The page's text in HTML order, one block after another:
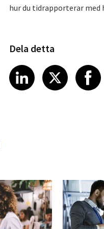
hur du tidrapporterar med
Dela detta
Share article
LinkedIn
Share
X